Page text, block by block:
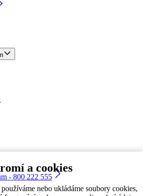
a cookies
nebo ukládáme soubory cookies,
- 800 222 555